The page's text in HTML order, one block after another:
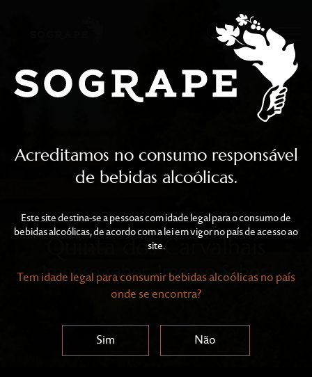
Quinta dos Carvalhais
Quinta dos Carvalhais
Imenso saber. Imenso Sabor.
Acreditamos no consumo responsável
de bebidas alcoólicas.
Este site destina-se a pessoas com idade legal para o consumo de
bebidas alcoólicas, de acordo com a lei em vigor no país de acesso ao
site.
Tem idade legal para consumir bebidas alcoólicas no país
onde se encontra?
Sim Não